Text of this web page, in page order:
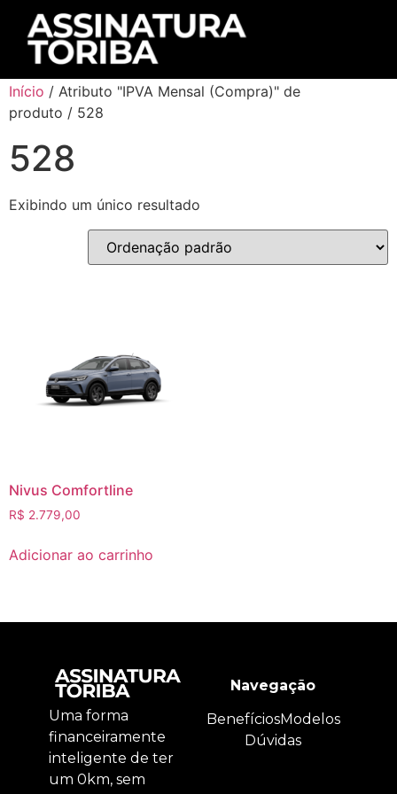
Início / Atributo "IPVA Mensal (Compra)" de
produto / 528
528
Exibindo um único resultado
Nivus Comfortline
R$ 2.779,00
Adicionar ao carrinho
Uma forma
financeiramente
inteligente de ter
um 0km, sem
Navegação
BenefíciosModelos
Dúvidas